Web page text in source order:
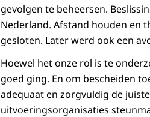
gevolgen te beheersen.
Nederland. Afstand houden en
gesloten. Later werd ook een
Hoewel het onze rol is te
goed ging. En om bescheiden
adequaat en zorgvuldig de
uitvoeringsorganisaties